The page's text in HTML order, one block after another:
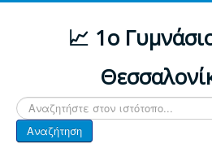
📈 1ο
Αναζήτηση...
Αναζήτηση